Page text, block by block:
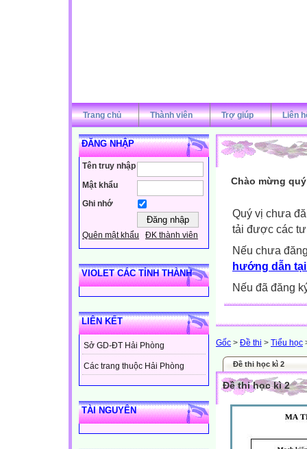
Trang chủ Thành viên Trợ giúp Liên
ĐĂNG NHẬP
Tên truy nhập
Mật khẩu
Ghi nhớ
Quên mật khẩu ĐK thành viên
VIOLET CÁC TỈNH THÀNH
LIÊN KẾT
Sở GD-ĐT Hải Phòng
Các trang thuộc Hải Phòng
TÀI NGUYÊN
Chào mừng
Quý vị chưa
tải được các
Nếu chưa
hướng dẫn
Nếu đã đăng
Gốc > Đề thi > Tiểu học
Đề thi học kì 2
Đề thi học kì 2